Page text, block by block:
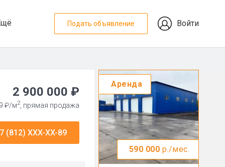
Подать объявление Войти
2 900 000 ₽
₽/м2, прямая продажа
(812) XXX-XX-89
Аренда
590 000 р./мес.